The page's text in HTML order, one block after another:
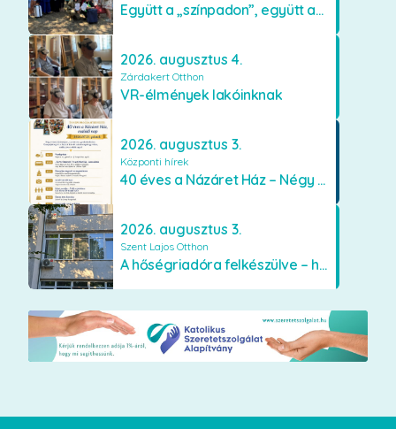
Együtt a „színpadon”, együtt az élményekért 🎭✨
2026. augusztus 4.
Zárdakert Otthon
VR-élmények lakóinknak
2026. augusztus 3.
Központi hírek
40 éves a Názáret Ház – Négy évtized szeretetben és gondoskodásban
2026. augusztus 3.
Szent Lajos Otthon
A hőségriadóra felkészülve – hűsítő fejlesztések a Szent Lajos Otthonban